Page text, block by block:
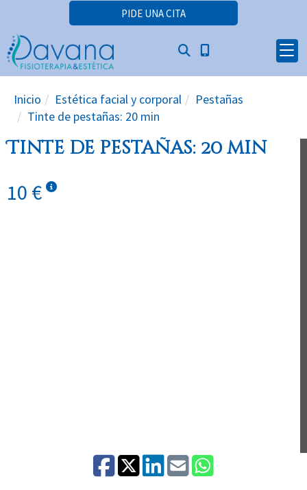
PIDE UNA CITA
Inicio Estética facial y corporal
Pestañas
Tinte de pestañas: 20 min
Tinte de pestañas: 20 min
10 €